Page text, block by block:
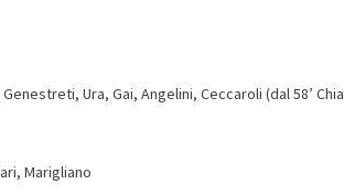
Ura, Gai, Angelini, Ceccaroli (dal 58’
Marigliano